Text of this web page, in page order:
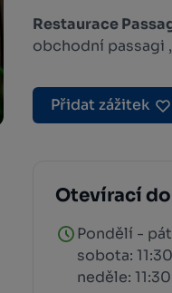
Restaurace
obchodní passagi
Přidat zážitek
Otevírací
Pondělí -
sobota:
neděle: